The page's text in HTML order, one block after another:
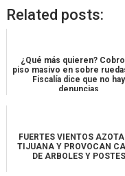
Related posts:
¿Qué más quieren?
piso masivo en sobre
Fiscalía dice que no hay
denuncias
FUERTES VIENTOS
TIJUANA Y PROVOCAN
DE ARBOLES Y POSTES